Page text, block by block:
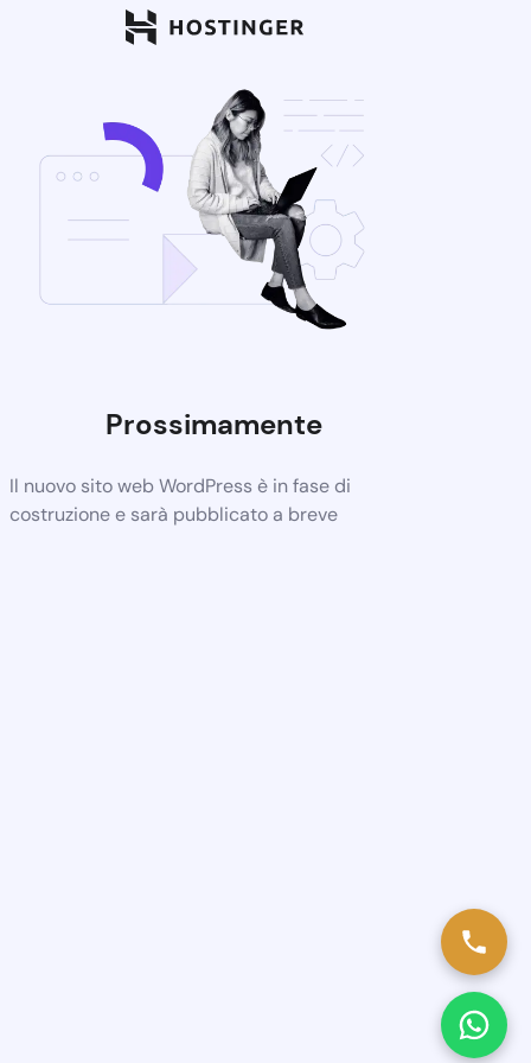
Prossimamente
Il nuovo sito web WordPress è in fase di
costruzione e sarà pubblicato a breve